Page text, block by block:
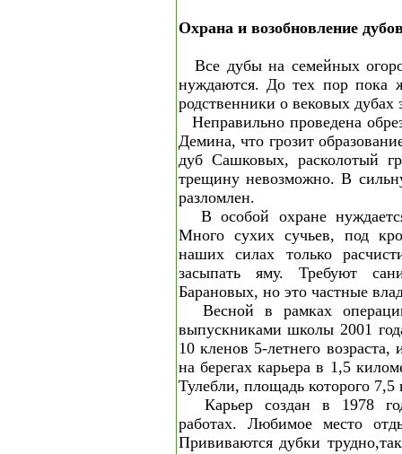
Охрана и возобновление
Все дубы на семейных
нуждаются. До тех пор пока
родственники о вековых дубах
Неправильно проведена
Демина, что грозит
дуб Сашковых, расколотый
трещину невозможно. В
разломлен.
В особой охране
Много сухих сучьев, под
наших силах только
засыпать яму. Требуют
Барановых, но это частные
Весной в рамках
выпускниками школы 2001
10 кленов 5-летнего возраста,
на берегах карьера в 1,5
Тулебли, площадь которого 7,5
Карьер создан в 1978
работах. Любимое место
Прививаются дубки